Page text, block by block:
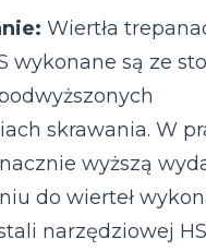
Wiertła
wykonane są ze
skrawania. W
wyższą
do wierteł
narzędziowej